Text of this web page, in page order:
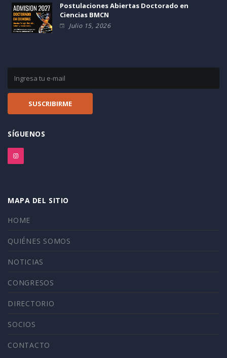
Postulaciones Abiertas Doctorado en
Ciencias BMCN
Julio 15, 2026
SÍGUENOS
MAPA DEL SITIO
HOME
QUIÉNES SOMOS
NOTICIAS
CONGRESOS
DIRECTORIO
SOCIOS
CONTACTO